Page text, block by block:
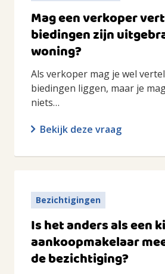
Mag een verkoper
biedingen zijn
woning?
Als verkoper mag je wel
biedingen liggen, maar je
niets…
Bekijk deze vraag
Bezichtigingen
Is het anders als een
aankoopmakelaar
de bezichtiging?